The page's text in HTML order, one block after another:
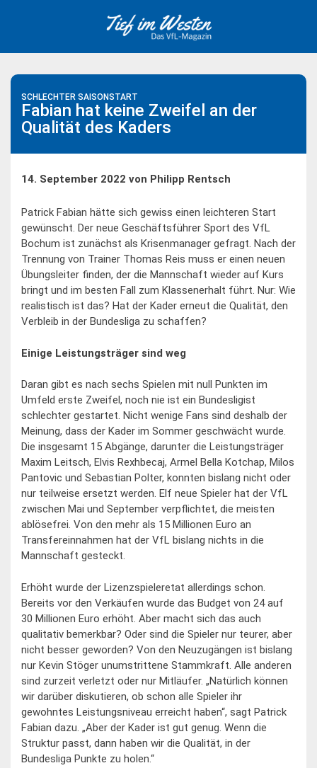
SCHLECHTER SAISONSTART
Fabian hat keine Zweifel an der
Qualität des Kaders
14. September 2022 von Philipp Rentsch
Patrick Fabian hätte sich gewiss einen leichteren Start
gewünscht. Der neue Geschäftsführer Sport des VfL
Bochum ist zunächst als Krisenmanager gefragt. Nach der
Trennung von Trainer Thomas Reis muss er einen neuen
Übungsleiter finden, der die Mannschaft wieder auf Kurs
bringt und im besten Fall zum Klassenerhalt führt. Nur: Wie
realistisch ist das? Hat der Kader erneut die Qualität, den
Verbleib in der Bundesliga zu schaffen?
Einige Leistungsträger sind weg
Daran gibt es nach sechs Spielen mit null Punkten im
Umfeld erste Zweifel, noch nie ist ein Bundesligist
schlechter gestartet. Nicht wenige Fans sind deshalb der
Meinung, dass der Kader im Sommer geschwächt wurde.
Die insgesamt 15 Abgänge, darunter die Leistungsträger
Maxim Leitsch, Elvis Rexhbecaj, Armel Bella Kotchap, Milos
Pantovic und Sebastian Polter, konnten bislang nicht oder
nur teilweise ersetzt werden. Elf neue Spieler hat der VfL
zwischen Mai und September verpflichtet, die meisten
ablösefrei. Von den mehr als 15 Millionen Euro an
Transfereinnahmen hat der VfL bislang nichts in die
Mannschaft gesteckt.
Erhöht wurde der Lizenzspieleretat allerdings schon.
Bereits vor den Verkäufen wurde das Budget von 24 auf
30 Millionen Euro erhöht. Aber macht sich das auch
qualitativ bemerkbar? Oder sind die Spieler nur teurer, aber
nicht besser geworden? Von den Neuzugängen ist bislang
nur Kevin Stöger unumstrittene Stammkraft. Alle anderen
sind zurzeit verletzt oder nur Mitläufer. „Natürlich können
wir darüber diskutieren, ob schon alle Spieler ihr
gewohntes Leistungsniveau erreicht haben“, sagt Patrick
Fabian dazu. „Aber der Kader ist gut genug. Wenn die
Struktur passt, dann haben wir die Qualität, in der
Bundesliga Punkte zu holen.“